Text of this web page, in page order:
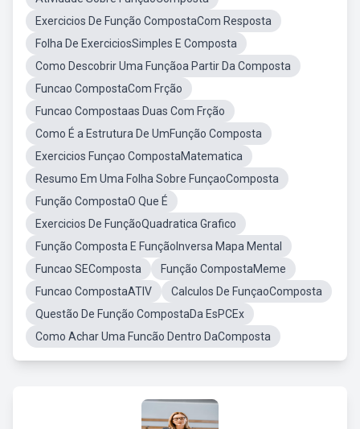
Exercicios De Função CompostaCom Resposta
Folha De ExerciciosSimples E Composta
Como Descobrir Uma Funçãoa Partir Da Composta
Funcao CompostaCom Frção
Funcao Compostaas Duas Com Frção
Como É a Estrutura De UmFunção Composta
Exercicios Funçao CompostaMatematica
Resumo Em Uma Folha Sobre FunçaoComposta
Função CompostaO Que É
Exercicios De FunçãoQuadratica Grafico
Função Composta E FunçãoInversa Mapa Mental
Funcao SEComposta
Função CompostaMeme
Funcao CompostaATIV
Calculos De FunçaoComposta
Questão De Função CompostaDa EsPCEx
Como Achar Uma Funcão Dentro DaComposta